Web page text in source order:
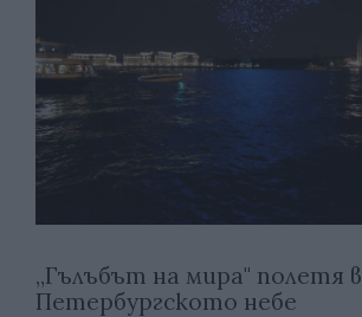
„Гълъбът на мира" полетя в
Петербургското небе